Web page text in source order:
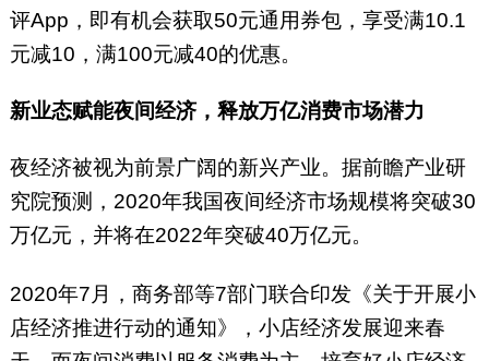
评App，即有机会获取50元通用券包，享受满10.1
元减10，满100元减40的优惠。
新业态赋能夜间经济，释放万亿消费市场潜力
夜经济被视为前景广阔的新兴产业。据前瞻产业研
究院预测，2020年我国夜间经济市场规模将突破30
万亿元，并将在2022年突破40万亿元。
2020年7月，商务部等7部门联合印发《关于开展小
店经济推进行动的通知》，小店经济发展迎来春